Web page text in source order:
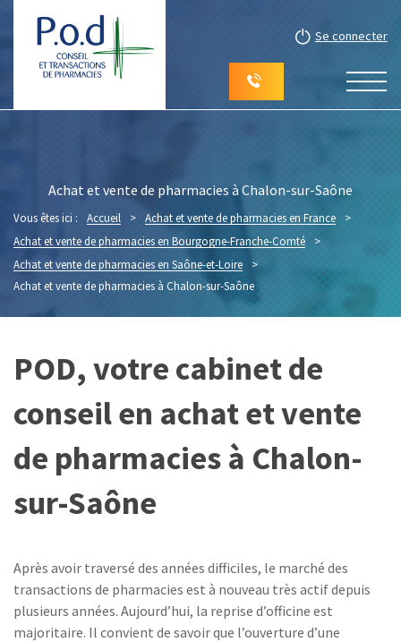
Se connecter
Achat et vente de pharmacies à Chalon-sur-Saône
Vous êtes ici : Accueil > Achat et vente de pharmacies en France
>
Achat et vente de pharmacies en Bourgogne-Franche-Comté >
Achat et vente de pharmacies en Saône-et-Loire
>
Achat et vente de pharmacies à Chalon-sur-Saône
POD, votre cabinet de
conseil en achat et vente
de pharmacies à Chalon-
sur-Saône
Après avoir traversé des années difficiles, le marché des
transactions de pharmacies est à nouveau très actif depuis
plusieurs années. Aujourd’hui, la reprise d’officine est
majoritaire. Il convient de savoir que l’ouverture d’une